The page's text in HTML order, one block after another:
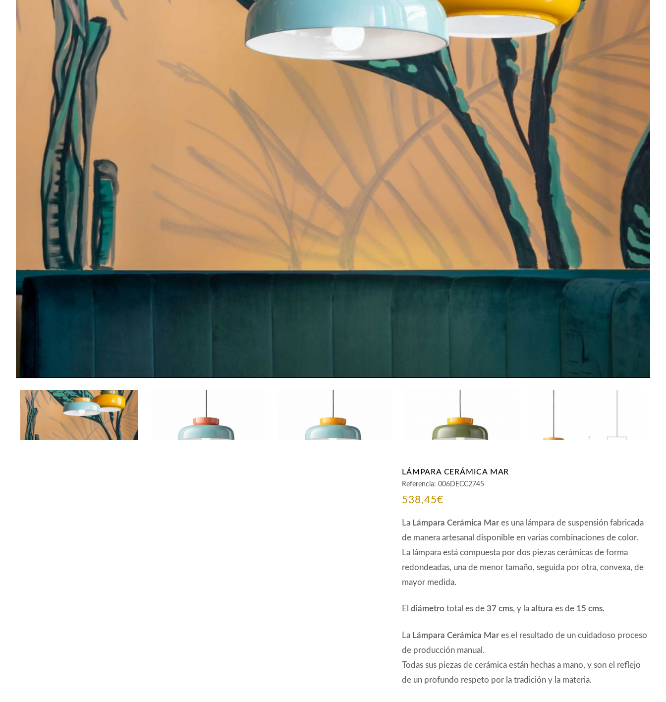
LÁMPARA CERÁMICA MAR
Referencia:006DECC2745
538,45€
La Lámpara Cerámica Mar es una lámpara de suspensión fabricada
de manera artesanal disponible en varias combinaciones de color.
La lámpara está compuesta por dos piezas cerámicas de forma
redondeadas, una de menor tamaño, seguida por otra, convexa, de
mayor medida.
Eldiámetro total es de 37 cms, y laaltura es de 15 cms.
La Lámpara Cerámica Mar es el resultado de un cuidadoso proceso
de producción manual.
Todas sus piezas de cerámica están hechas a mano, y son el reflejo
de un profundo respeto por la tradición y la materia.